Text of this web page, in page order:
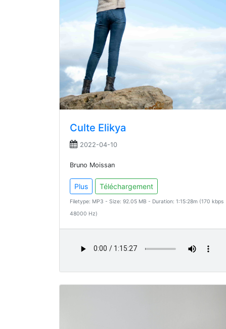
Culte Elikya
2022-04-10
Bruno Moissan
Plus Téléchargement
Filetype: MP3 - Size: 92.05 MB - Duration: 1:15:28m (170 kbps
48000 Hz)